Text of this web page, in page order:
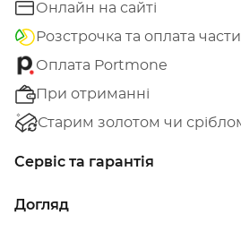
Онлайн на сайті
Розстрочка та оплата
Оплата Portmone
При отриманні
Старим золотом чи
Сервіс та гарантія
Догляд